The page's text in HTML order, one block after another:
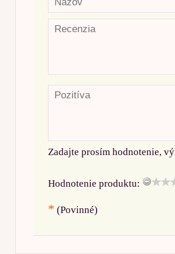
Zadajte prosím hodnotenie,
Hodnotenie produktu:
* (Povinné)